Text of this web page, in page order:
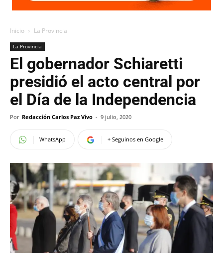
Inicio La Provincia
La Provincia
El gobernador Schiaretti
presidió el acto central por
el Día de la Independencia
Por Redacción Carlos Paz Vivo - 9 julio, 2020
WhatsApp + Seguinos en Google